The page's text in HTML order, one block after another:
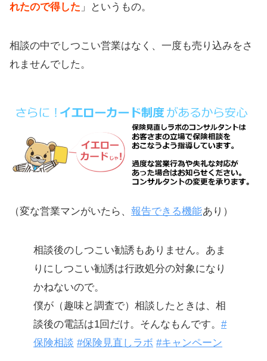
れたので得した 」というもの。
相談の中でしつこい営業はなく、一度も売り込みをさ
れませんでした。
（変な営業マンがいたら、 報告できる機能あり）
相談後のしつこい勧誘もありません。あま
りにしつこい勧誘は行政処分の対象になり
かねないので。
僕が（趣味と調査で）相談したときは、相
談後の電話は1回だけ。そんなもんです。 #
保険相談 #保険見直しラボ #キャンペーン